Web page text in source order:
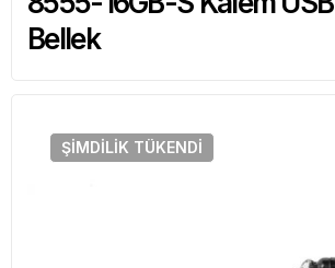
Bellek
ŞIMDILIK TÜKENDI